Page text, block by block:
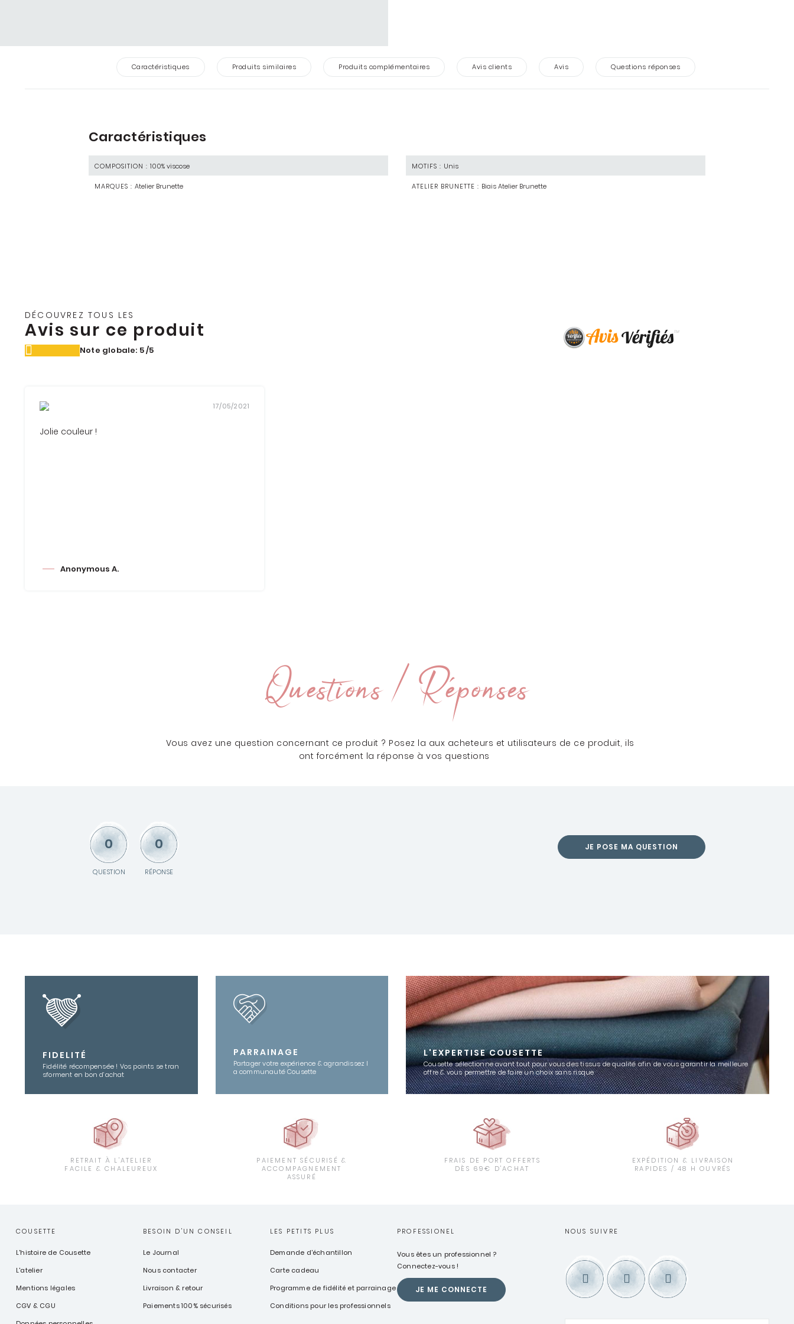
Caractéristiques Produits similaires Produits complémentaires Avis clients Avis Questions réponses
Caractéristiques
COMPOSITION : 100% viscose MOTIFS : Unis
MARQUES : Atelier Brunette ATELIER BRUNETTE : Biais Atelier Brunette
DÉCOUVREZ TOUS LES
Avis sur ce produit
Note globale: 5/5
17/05/2021
Jolie couleur !
Anonymous A.
Questions / Réponses
Vous avez une question concernant ce produit ? Posez la aux acheteurs et utilisateurs de ce produit, ils
ont forcément la réponse à vos questions
0
QUESTION
0
RÉPONSE
JE POSE MA QUESTION
FIDELITÉ
Fidélité récompensée ! Vos points se tran
sforment en bon d’achat
PARRAINAGE
Partager votre expérience & agrandissez l
a communauté Cousette
L'EXPERTISE COUSETTE
Cousette sélectionne avant tout pour vous des tissus de qualité afin de vous garantir la meilleure
offre & vous permettre de faire un choix sans risque
RETRAIT À L'ATELIER
FACILE & CHALEUREUX
PAIEMENT SÉCURISÉ &
ACCOMPAGNEMENT
ASSURÉ
FRAIS DE PORT OFFERTS
DÈS 69€ D'ACHAT
EXPÉDITION & LIVRAISON
RAPIDES / 48 H OUVRÉS
COUSETTE
L'histoire de Cousette
L'atelier
Mentions légales
CGV & CGU
BESOIN D'UN CONSEIL
Le Journal
Nous contacter
Livraison & retour
Paiements 100% sécurisés
LES PETITS PLUS
Demande d'échantillon
Carte cadeau
Programme de fidélité et parrainage
Conditions pour les professionnels
PROFESSIONEL
Vous êtes un professionnel ?
Connectez-vous !
JE ME CONNECTE
NOUS SUIVRE